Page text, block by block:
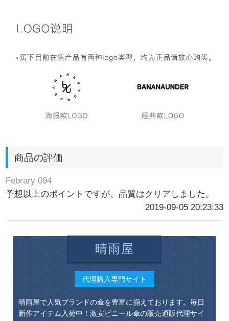
商品の評価
Febrary 094
予想以上のポイントですが、品質はクリアしました。
2019-09-05 20:23:33
晴雨屋
代理購入専門サイト
晴雨屋で人気ブランドの傘を豊富に揃えております。毎日
新作アイテム入荷中！激安ビニール傘の販売通販代理サイ